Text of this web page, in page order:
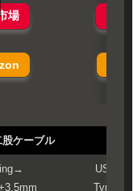
場
ケーブル
USB
Type-